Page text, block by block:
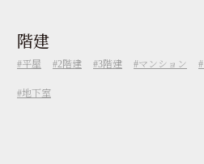
階建
平屋 2階建 3階建 マンション
地下室